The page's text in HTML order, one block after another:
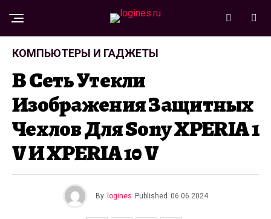
КОМПЬЮТЕРЫ И ГАДЖЕТЫ
В Сеть Утекли
Изображения Защитных
Чехлов Для Sony XPERIA 1
V И XPERIA 10 V
By logines Published 06.06.2024